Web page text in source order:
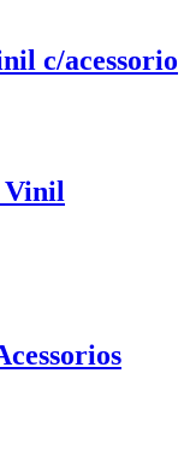
c/acessorio
Vinil